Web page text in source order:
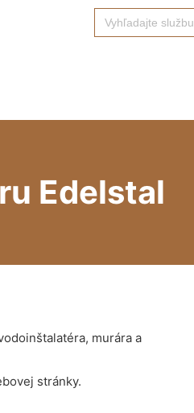
Search
for:
Edelstal
murára a
stránky.